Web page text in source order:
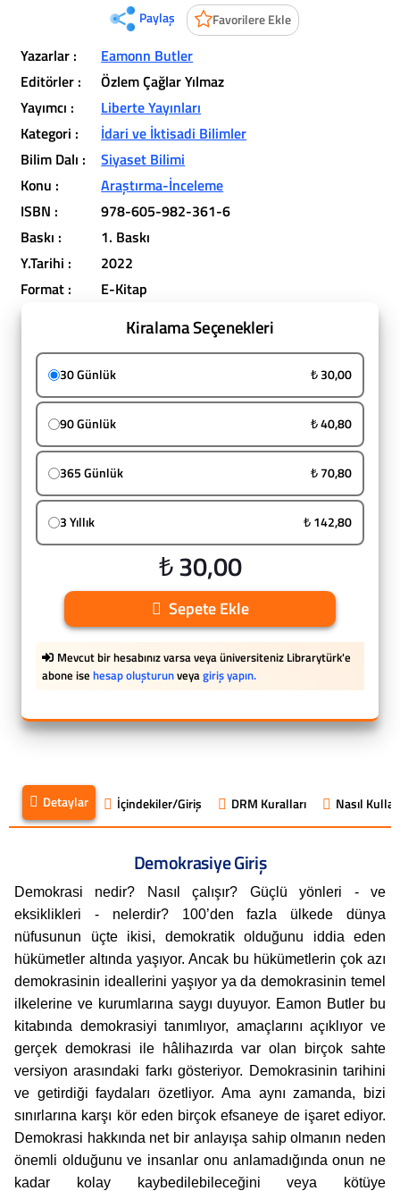
Paylaş Favorilere Ekle
Yazarlar :
Eamonn Butler
Editörler :
Özlem Çağlar Yılmaz
Yayımcı :
Liberte Yayınları
Kategori :
İdari ve İktisadi Bilimler
Bilim Dalı :
Siyaset Bilimi
Konu :
Araştırma-İnceleme
ISBN :
978-605-982-361-6
Baskı :
1. Baskı
Y.Tarihi :
2022
Format :
E-Kitap
Kiralama Seçenekleri
30 Günlük ₺ 30,00
90 Günlük ₺ 40,80
365 Günlük ₺ 70,80
3 Yıllık ₺ 142,80
₺ 30,00
Sepete Ekle
Mevcut bir hesabınız varsa veya üniversiteniz Librarytürk'e
abone ise hesap oluşturunveyagiriş yapın.
Detaylar İçindekiler/Giriş DRM Kuralları Nasıl
Demokrasiye Giriş
Demokrasi nedir? Nasıl çalışır? Güçlü yönleri - ve
eksiklikleri - nelerdir? 100’den fazla ülkede dünya
nüfusunun üçte ikisi, demokratik olduğunu iddia eden
hükümetler altında yaşıyor. Ancak bu hükümetlerin çok azı
demokrasinin ideallerini yaşıyor ya da demokrasinin temel
ilkelerine ve kurumlarına saygı duyuyor. Eamon Butler bu
kitabında demokrasiyi tanımlıyor, amaçlarını açıklıyor ve
gerçek demokrasi ile hâlihazırda var olan birçok sahte
versiyon arasındaki farkı gösteriyor. Demokrasinin tarihini
ve getirdiği faydaları özetliyor. Ama aynı zamanda, bizi
sınırlarına karşı kör eden birçok efsaneye de işaret ediyor.
Demokrasi hakkında net bir anlayışa sahip olmanın neden
önemli olduğunu ve insanlar onu anlamadığında onun ne
kadar kolay kaybedilebileceğini veya kötüye